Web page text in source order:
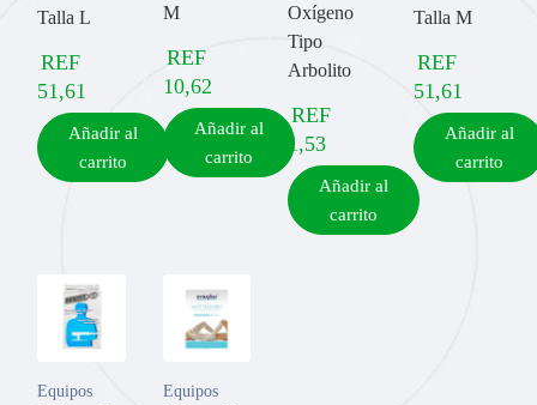
Talla L
REF
51,61
Añadir al
carrito
M
REF
10,62
Añadir al
carrito
Oxígeno
Tipo
Arbolito
REF
1,53
Añadir al
carrito
Talla M
REF
51,61
Añadir al
carrito
Equipos
Equipos